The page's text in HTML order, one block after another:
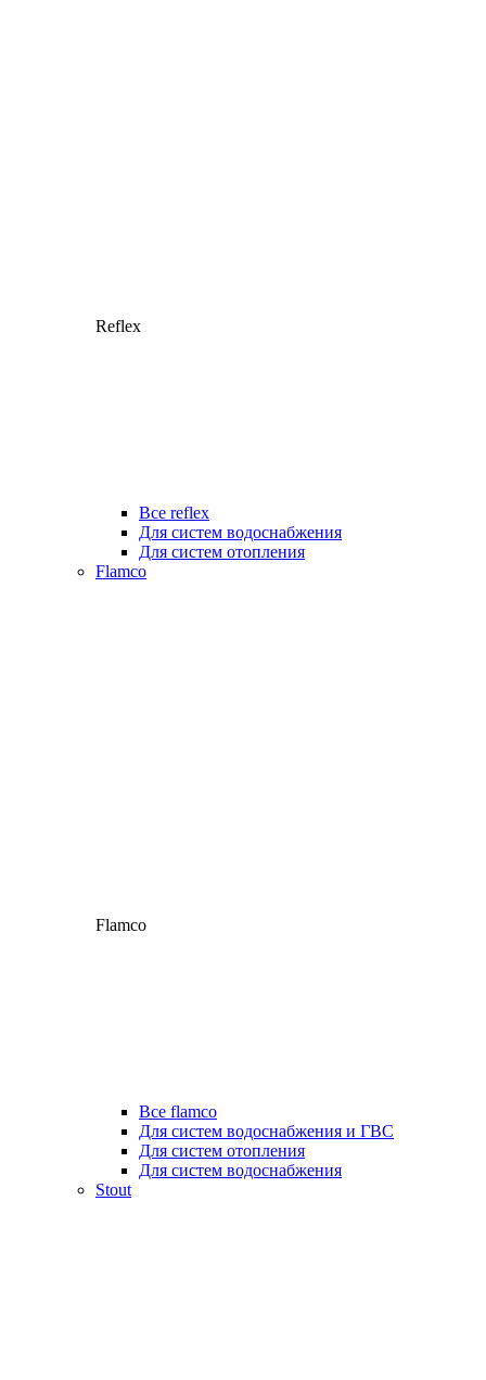
Reflex
Все reflex
Для систем водоснабжения
Для систем отопления
Flamco
Flamco
Все flamco
Для систем водоснабжения и ГВС
Для систем отопления
Для систем водоснабжения
Stout